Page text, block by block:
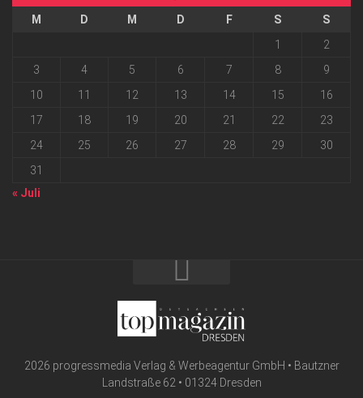
M D M D F S
S
1
2
3
4 5 6 7 8
9
10
11 12 13 14 15
16
17
18 19 20 21 22
23
24
25 26 27 28 29
30
31
« Juli
2026 progressmedia Verlag & Werbeagentur GmbH • Bautzner
Landstraße 62 • 01324 Dresden